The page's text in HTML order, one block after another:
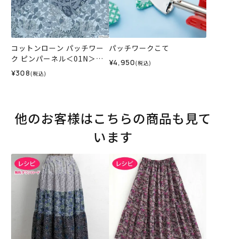
コットンローン パッチワー
ク ピンパーネル＜01N＞生
地 ホビーラホビーレデザイ
ンコレクション
¥308 (税込)
パッチワークこて
¥4,950 (税込)
他のお客様はこちらの商品も見て
います